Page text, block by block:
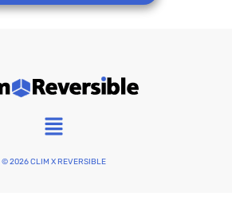
Main
Menu
© 2026 CLIM X REVERSIBLE